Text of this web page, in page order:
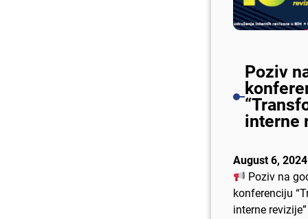
Poziv
interne
August 6, 2024
Poziv na
konferenciju
interne